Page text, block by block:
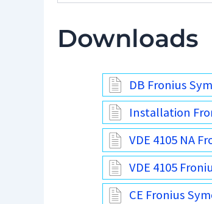
Downloads
DB Fronius
Installation
VDE 4105 NA
VDE 4105
CE Fronius